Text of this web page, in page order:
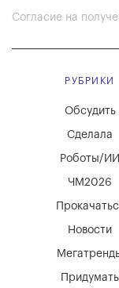
Согласие на
РУБРИКИ
Придумать
Новости
Обсудить
Сделала
Роботы/ИИ
ЧМ2026